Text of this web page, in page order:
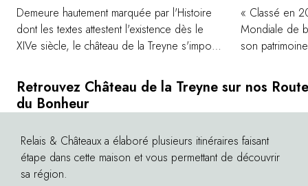
Retrouvez Château de la Treyne sur nos
du Bonheur
Relais & Châteaux a élaboré plusieurs itinéraires faisant
étape dans cette maison et vous permettant de découvrir
sa région.
Demeure hautement marquée par l'Histoire
dont les textes attestent l'existence dès le
XIVe siècle, le château de la Treyne s'impose
Dordogne. Cerné d'une forêt privative de
120 hectares et d'un jardin à la française
ponctué de vases Médicis, le château de la
procurant bien-être et sérénité à ses hôtes. à
l'intérieur, la décoration donne une place de
choix à la pierre, au bois et aux tomettes mais
« Classé en
Mondiale de
son
Dordogne
naturelles.
notamment
Dordogne
plus belles